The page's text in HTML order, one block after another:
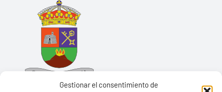
Gestionar el consentimiento de